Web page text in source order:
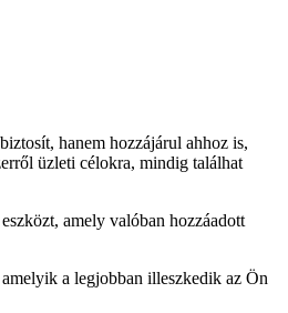
hanem hozzájárul ahhoz is,
üzleti célokra, mindig találhat
amely valóban hozzáadott
amelyik a legjobban illeszkedik az Ön